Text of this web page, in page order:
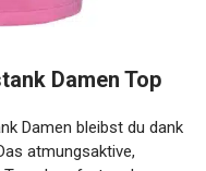
Das
maximalen